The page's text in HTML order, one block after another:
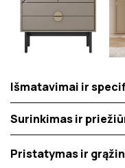
Išmatavimai ir
Surinkimas ir
Pristatymas ir